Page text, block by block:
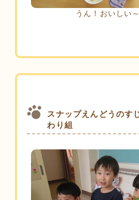
うん！おいしい
スナップえんどうのす
わり組